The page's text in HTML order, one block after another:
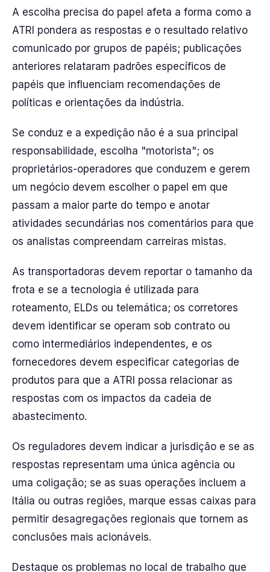
A escolha precisa do papel afeta a forma como a
ATRI pondera as respostas e o resultado relativo
comunicado por grupos de papéis; publicações
anteriores relataram padrões específicos de
papéis que influenciam recomendações de
políticas e orientações da indústria.
Se conduz e a expedição não é a sua principal
responsabilidade, escolha "motorista"; os
proprietários-operadores que conduzem e gerem
um negócio devem escolher o papel em que
passam a maior parte do tempo e anotar
atividades secundárias nos comentários para que
os analistas compreendam carreiras mistas.
As transportadoras devem reportar o tamanho da
frota e se a tecnologia é utilizada para
roteamento, ELDs ou telemática; os corretores
devem identificar se operam sob contrato ou
como intermediários independentes, e os
fornecedores devem especificar categorias de
produtos para que a ATRI possa relacionar as
respostas com os impactos da cadeia de
abastecimento.
Os reguladores devem indicar a jurisdição e se as
respostas representam uma única agência ou
uma coligação; se as suas operações incluem a
Itália ou outras regiões, marque essas caixas para
permitir desagregações regionais que tornem as
conclusões mais acionáveis.
Destaque os problemas no local de trabalho que